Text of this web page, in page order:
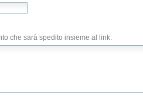
che sarà spedito insieme al link.